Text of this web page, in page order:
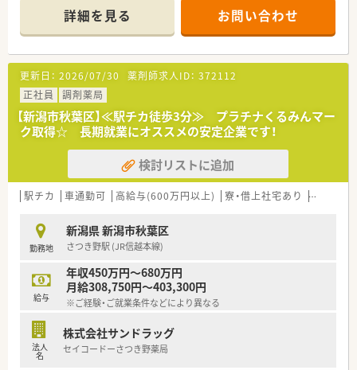
あるポジションを目指したい方
・高年収希望の方はおすすめの会社です！
<設備面について>
最新のシステムを導入し、対物業務にかかる時間を短縮し、より
丁寧な服薬指導が可能な環境を整えています。機器類に関して
は、音声入力薬歴･ピッキングサポートシステム･投薬カウンター
に薬歴閲覧用タブレット設置など、薬剤師が安心して働く事が出
来る様に最新の機械を導入されています。
<研修制度について>
業務習得制度によるOJT・OTC店内勉強会や、中途入社社員研修、
薬剤師全体研修、新任薬局長研修など幅広い研修を整えていま
す。
年間10万円まで学会参加やｅラーニング等に掛かる費用を会社
負担しています。
<福利厚生について>
基本日祝休みになる為、プライベートも充実してご勤務が可能で
す。
て勤務ができる環境です。
有給取得平均10.4日の為、有給休暇も取得しやすい会社です。ま
■全店舗中70店舗以上が開業医前の店舗で地域に根付いた薬局
作りを行っています。
■健康サポート薬局が10店舗以上あり地域のかかりつけ薬局と
して機能しています。
≪職場環境≫
■新潟県内全域に店舗展開しているので結婚などライフスタイ
ルの変化に柔軟に対応出来ます。
■在宅医療などの時代や地域に求められる薬剤師の経験を積む
ことができます。
■若手薬剤師が多数活躍しています。
■薬剤師や調剤事務の人員配置は手厚く、業務にしっかりと向き
合える環境です。
■外来対応のほか、在宅医療に注力している店舗もございます。
もキャリアチェンジすることが可能です。
≪福利厚生≫
■従業員持株会制度があり、クオールグループの株を購入すると
購入額に対して会社から10％の奨励金が出ます。
■借上社宅制度として家賃の8割を会社が負担する制度がござい
ます。
■研修認定薬剤師をはじめ様々な資格の取得支援をしていま
す。
詳細を見る お問い合わせ
更新日： 2026/07/30 薬剤師求人ID： 372112
正社員
調剤薬局
【新潟市秋葉区】≪駅チカ徒歩3分≫ プラチナくるみんマー
ク取得☆ 長期就業にオススメの安定企業です！
検討リストに追加
駅チカ 車通勤可 高給与(600万円以上) 寮・借上社宅あり 住宅補
勤務地
新潟県 新潟市秋葉区
さつき野駅 (JR信越本線)
給与
年収450万円～680万円
月給308,750円～403,300円
※ご経験・ご就業条件などにより異なる
法人
名
株式会社サンドラッグ
セイコードーさつき野薬局